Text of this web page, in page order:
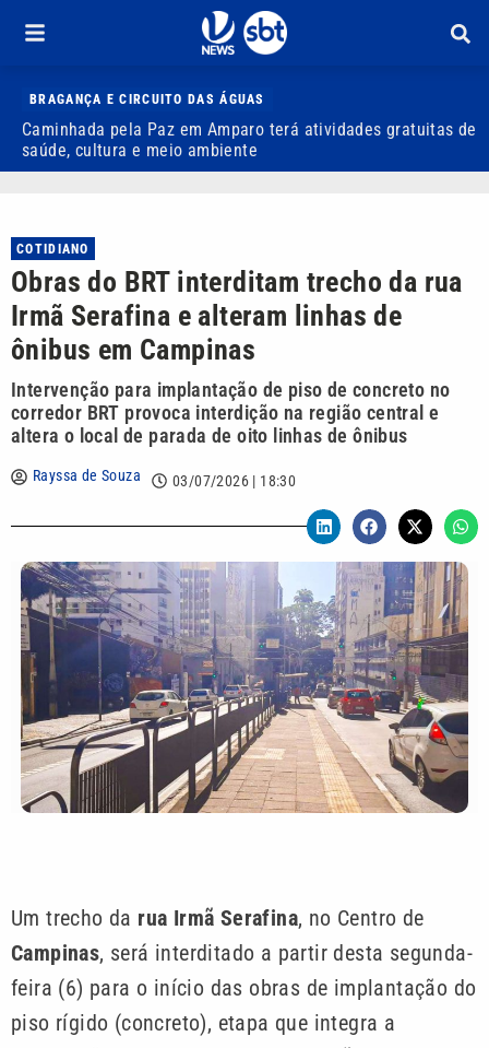
BRAGANÇA E CIRCUITO DAS ÁGUAS
Caminhada pela Paz em Amparo terá atividades gratuitas de
saúde, cultura e meio ambiente
COTIDIANO
Obras do BRT interditam trecho da rua
Irmã Serafina e alteram linhas de
ônibus em Campinas
Intervenção para implantação de piso de concreto no
corredor BRT provoca interdição na região central e
altera o local de parada de oito linhas de ônibus
Rayssa de Souza 03/07/2026 | 18:30
Um trecho da rua Irmã Serafina, no Centro de
Campinas, será interditado a partir desta segunda-
feira (6) para o início das obras de implantação do
piso rígido (concreto), etapa que integra a